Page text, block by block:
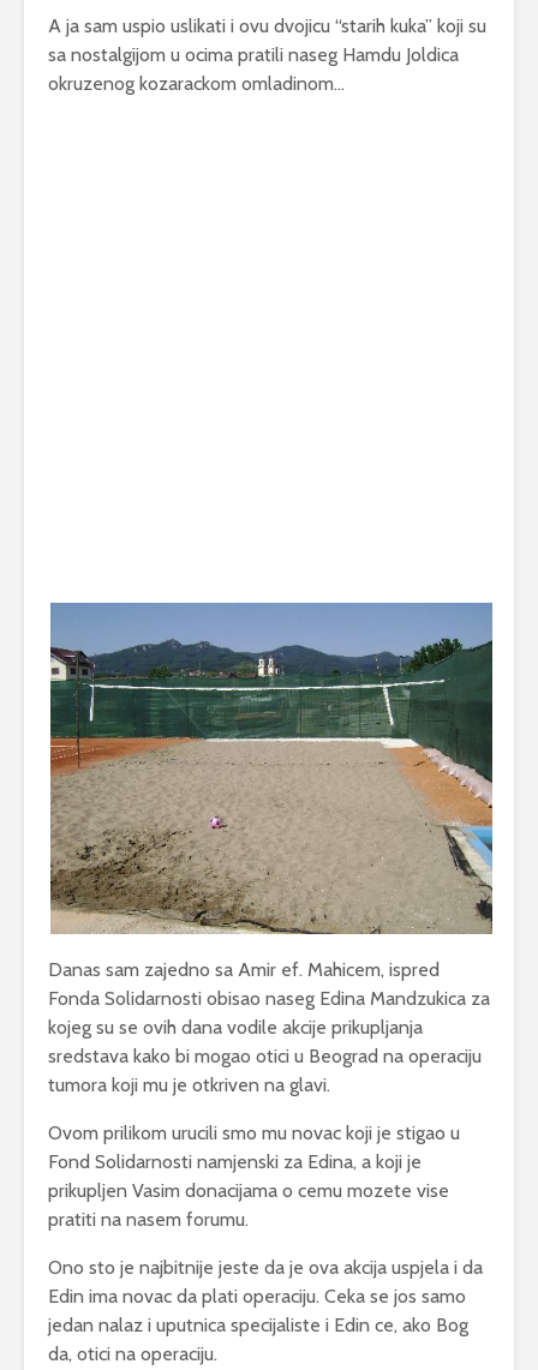
A ja sam uspio uslikati i ovu dvojicu “starih kuka” koji su
sa nostalgijom u ocima pratili naseg Hamdu Joldica
okruzenog kozarackom omladinom…
Danas sam zajedno sa Amir ef. Mahicem, ispred
Fonda Solidarnosti obisao naseg Edina Mandzukica za
kojeg su se ovih dana vodile akcije prikupljanja
sredstava kako bi mogao otici u Beograd na operaciju
tumora koji mu je otkriven na glavi.
Ovom prilikom urucili smo mu novac koji je stigao u
Fond Solidarnosti namjenski za Edina, a koji je
prikupljen Vasim donacijama o cemu mozete vise
pratiti na nasem forumu.
Ono sto je najbitnije jeste da je ova akcija uspjela i da
Edin ima novac da plati operaciju. Ceka se jos samo
jedan nalaz i uputnica specijaliste i Edin ce, ako Bog
da, otici na operaciju.